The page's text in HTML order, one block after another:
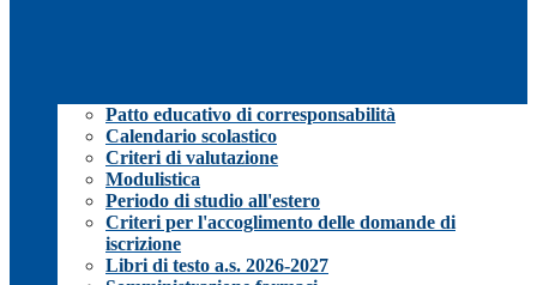
Patto educativo di corresponsabilità
Calendario scolastico
Criteri di valutazione
Modulistica
Periodo di studio all'estero
Criteri per l'accoglimento delle domande di
iscrizione
Libri di testo a.s. 2026-2027